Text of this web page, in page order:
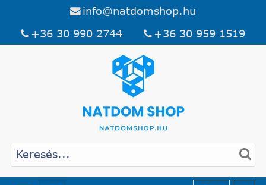
info@natdomshop.hu
+36 30 990 2744
+36 30 959 1519